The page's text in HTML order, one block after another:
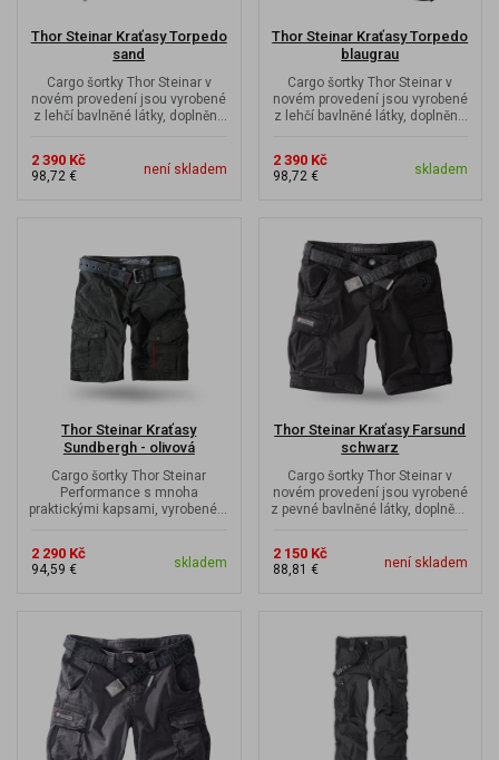
Thor Steinar Kraťasy Torpedo
sand
Cargo šortky Thor Steinar v
novém provedení jsou vyrobené
z lehčí bavlněné látky, doplněné
2 390 Kč
98,72 € není skladem
Thor Steinar Kraťasy Torpedo
blaugrau
Cargo šortky Thor Steinar v
novém provedení jsou vyrobené
z lehčí bavlněné látky, doplněné
2 390 Kč
98,72 € skladem
Thor Steinar Kraťasy
Sundbergh - olivová
Cargo šortky Thor Steinar
Performance s mnoha
praktickými kapsami, vyrobené z
2 290 Kč
94,59 € skladem
Thor Steinar Kraťasy Farsund
schwarz
Cargo šortky Thor Steinar v
novém provedení jsou vyrobené
z pevné bavlněné látky, doplněné
2 150 Kč
88,81 € není skladem